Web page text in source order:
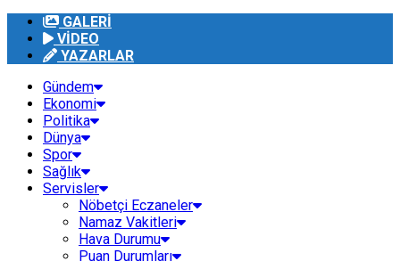
GALERİ
VİDEO
YAZARLAR
Gündem
Ekonomi
Politika
Dünya
Spor
Sağlık
Servisler
Nöbetçi Eczaneler
Namaz Vakitleri
Hava Durumu
Puan Durumları